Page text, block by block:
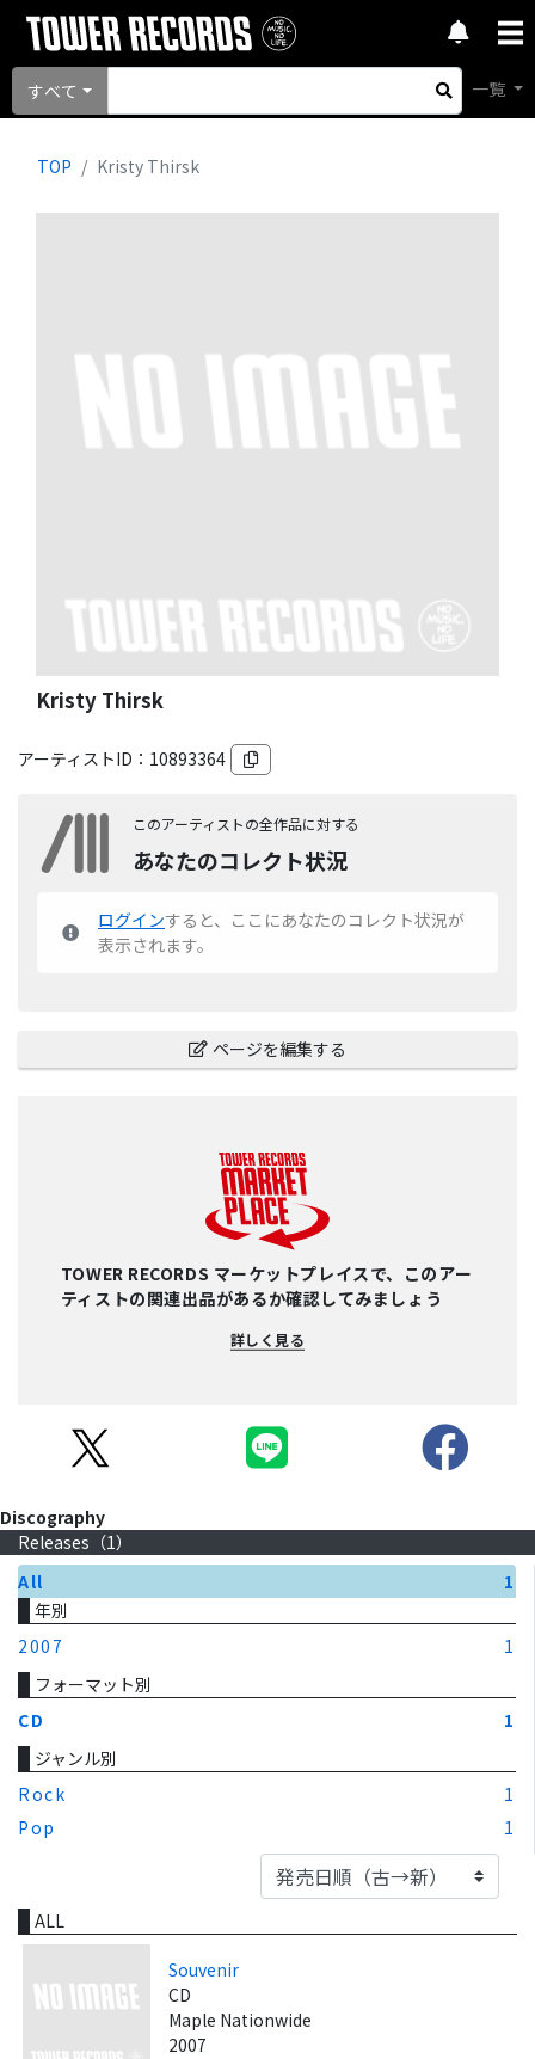
すべて 一覧
TOP Kristy Thirsk
Kristy Thirsk
アーティストID： 10893364
このアーティストの全作品に対する
あなたのコレクト状況
ログインすると、ここにあなたのコレクト状況が
表示されます。
ページを編集する
TOWER RECORDS マーケットプレイスで、このアー
ティストの関連出品があるか確認してみましょう
詳しく見る
Discography
Releases（1）
All
1
年別
2007
1
フォーマット別
CD
1
ジャンル別
Rock
1
Pop
1
ALL
Souvenir
CD
Maple Nationwide
2007